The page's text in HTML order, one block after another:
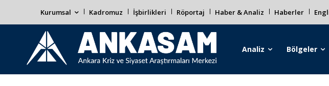
Kurumsal Kadromuz İşbirlikleri Röportaj Haber & Analiz Haberler
Analiz Bölgeler